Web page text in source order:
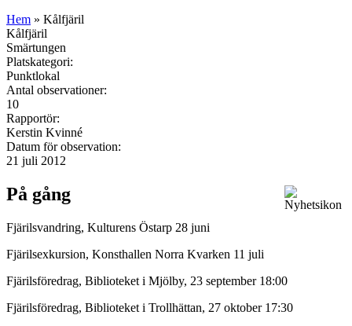
Hem » Kålfjäril
Kålfjäril
Smärtungen
Platskategori:
Punktlokal
Antal observationer:
10
Rapportör:
Kerstin Kvinné
Datum för observation:
21 juli 2012
På gång
Fjärilsvandring, Kulturens Östarp 28 juni
Fjärilsexkursion, Konsthallen Norra Kvarken 11 juli
Fjärilsföredrag, Biblioteket i Mjölby, 23 september 18:00
Fjärilsföredrag, Biblioteket i Trollhättan, 27 oktober 17:30